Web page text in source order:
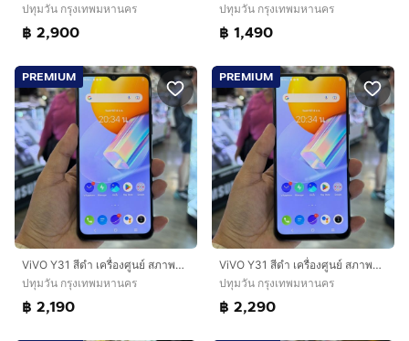
ปทุมวัน กรุงเทพมหานคร
฿ 2,900
ปทุมวัน กรุงเทพมหานคร
฿ 1,490
PREMIUM
ViVO Y31 สีดำ เครื่องศูนย์ สภาพสวย หลังมีรอยเคส จอมีจุดไบร์ทล่างเล็กๆ จอ6.58นิ้ว แรม8รอม128 Snap662 กล้อง48ล้าน(3ตัว)🥰🥰
ปทุมวัน กรุงเทพมหานคร
฿ 2,190
PREMIUM
ViVO Y31 สีดำ เครื่องศูนย์ สภาพสวยมากๆ จอมีรอยขนแมว จอ6.58นิ้ว แรม8รอม128 Snap662 กล้อง48ล้าน(3ตัว)🔥🔥
ปทุมวัน กรุงเทพมหานคร
฿ 2,290